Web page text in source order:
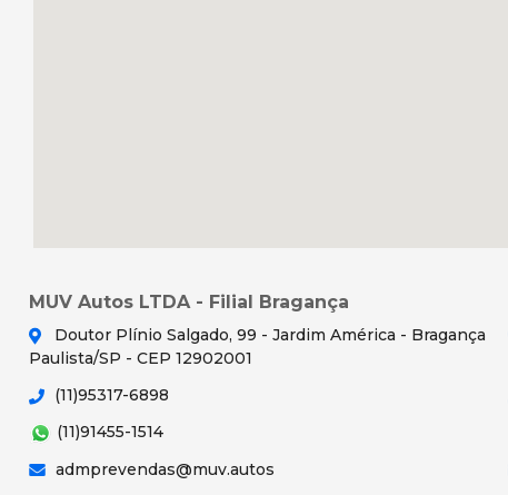
MUV Autos LTDA - Filial Bragança
Doutor Plínio Salgado, 99 - Jardim América - Bragança
Paulista/SP - CEP 12902001
(11)95317-6898
(11)91455-1514
admprevendas@muv.autos